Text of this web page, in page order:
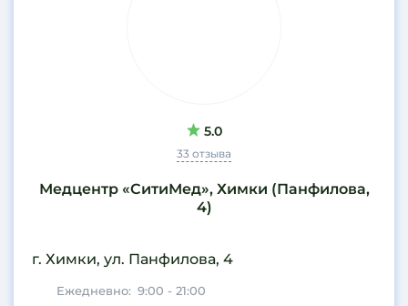
5.0
33 отзыва
Медцентр «СитиМед», Химки (Панфилова,
4)
г. Химки, ул. Панфилова, 4
Ежедневно: 9:00 - 21:00